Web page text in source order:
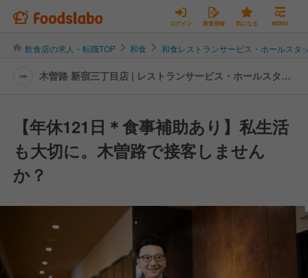
ログイン 新規登録 気になる MENU
飲食店の求人・転職TOP 和食 和食レストランサービス・ホールスタ
木曽路 新宿三丁目店 | レストランサービス・ホールスタッ
【年休121日＊食事補助あり】私生活
も大切に。木曽路で接客しません
か？